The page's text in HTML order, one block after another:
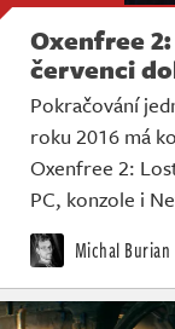
Oxenfree
červenci
Pokračování
roku 2016 má
Oxenfree 2:
PC, konzole i
Michal Burian